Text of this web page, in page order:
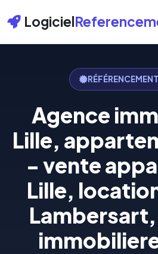
Logiciel
Agence
Lille,
- vente
Lille,